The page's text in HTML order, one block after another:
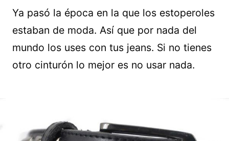
Ya pasó la época en la que los estoperoles
estaban de moda. Así que por nada del
mundo los uses con tus jeans. Si no tienes
otro cinturón lo mejor es no usar nada.